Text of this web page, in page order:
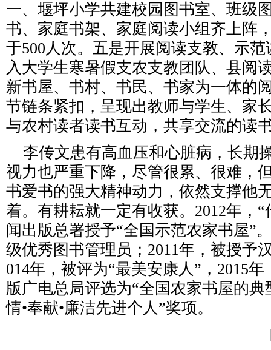
一、堰坪小学共建校园图书室、班级
书、家庭书架、家庭阅读小组齐上阵
于500人次。五是开展阅读支教、示
入大学生寒暑假支农支教团队、县阅
新书屋、书村、书民、书家为一体的
节链条紧扣，呈现出教师与学生、家
与农村读者读书互动，共享交流的读
李传文患有高血压和心脏病，长期
视力也严重下降，尽管很累、很难，
书爱书的强大精神动力，依然支撑他
着。有耕耘就一定有收获。2012年，
闻出版总署授予“全国示范农家书屋”
级优秀图书管理员；2011年，被授予
014年，被评为“最美安康人”，2015
版广电总局评选为“全国农家书屋的典
情•奉献•廉洁先进个人”奖项。